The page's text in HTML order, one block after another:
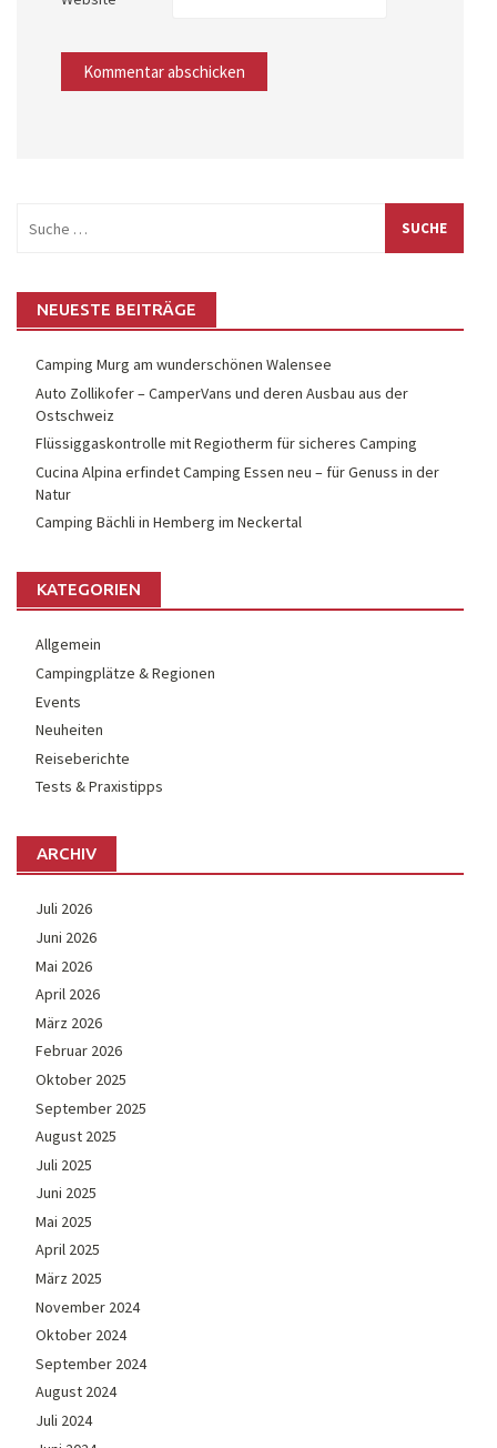
nach:
NEUESTE BEITRÄGE
Camping Murg am wunderschönen Walensee
Auto Zollikofer – CamperVans und deren Ausbau aus der
Ostschweiz
Flüssiggaskontrolle mit Regiotherm für sicheres Camping
Cucina Alpina erfindet Camping Essen neu – für Genuss in der
Natur
Camping Bächli in Hemberg im Neckertal
KATEGORIEN
Allgemein
Campingplätze & Regionen
Events
Neuheiten
Reiseberichte
Tests & Praxistipps
ARCHIV
Juli 2026
Juni 2026
Mai 2026
April 2026
März 2026
Februar 2026
Oktober 2025
September 2025
August 2025
Juli 2025
Juni 2025
Mai 2025
April 2025
März 2025
November 2024
Oktober 2024
September 2024
August 2024
Juli 2024